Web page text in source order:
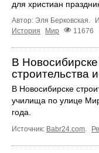
для христиан
Автор: Эля Берковская.
История
Мир 11676
В
строительства
В Новосибирске
училища по улице
года.
Источник: Babr24.com